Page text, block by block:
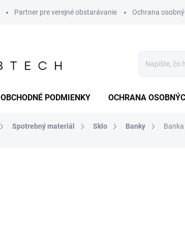
Partner pre verejné obstarávanie Ochrana
OBCHODNÉ PODMIENKY OCHRANA
Spotrebný materiál Sklo Banky